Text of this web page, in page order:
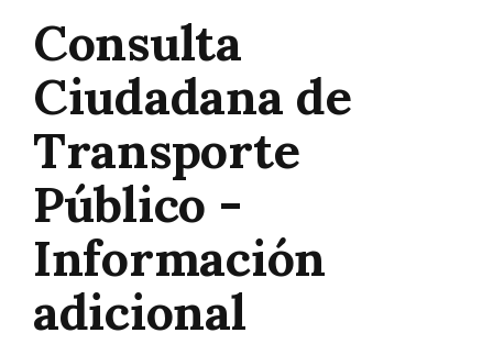
Nación
Consulta
Ciudadana de
Transporte
Público -
Información
adicional